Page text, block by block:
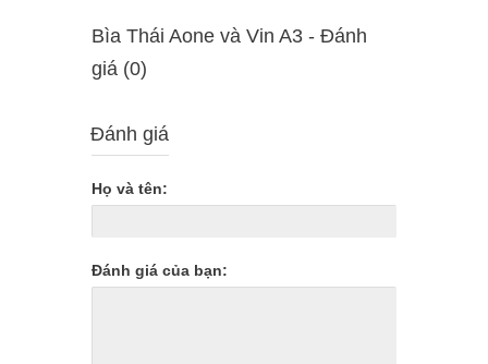
Bìa Thái Aone và Vin A3 - Ðánh
giá (0)
Đánh giá
Họ và tên:
Đánh giá của bạn: